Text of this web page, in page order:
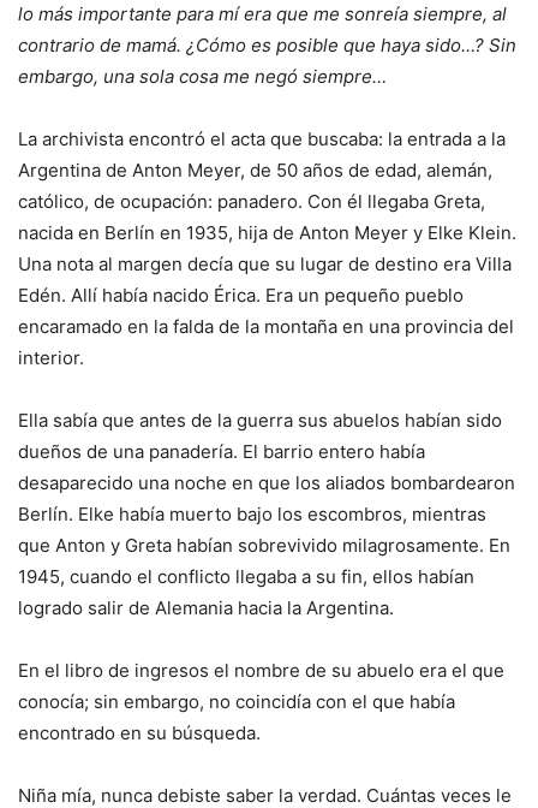
lo más importante para mí era que me sonreía siempre, al
contrario de mamá. ¿Cómo es posible que haya sido…? Sin
embargo, una sola cosa me negó siempre…
La archivista encontró el acta que buscaba: la entrada a la
Argentina de Anton Meyer, de 50 años de edad, alemán,
católico, de ocupación: panadero. Con él llegaba Greta,
nacida en Berlín en 1935, hija de Anton Meyer y Elke Klein.
Una nota al margen decía que su lugar de destino era Villa
Edén. Allí había nacido Érica. Era un pequeño pueblo
encaramado en la falda de la montaña en una provincia del
interior.
Ella sabía que antes de la guerra sus abuelos habían sido
dueños de una panadería. El barrio entero había
desaparecido una noche en que los aliados bombardearon
Berlín. Elke había muerto bajo los escombros, mientras
que Anton y Greta habían sobrevivido milagrosamente. En
1945, cuando el conflicto llegaba a su fin, ellos habían
logrado salir de Alemania hacia la Argentina.
En el libro de ingresos el nombre de su abuelo era el que
conocía; sin embargo, no coincidía con el que había
encontrado en su búsqueda.
Niña mía, nunca debiste saber la verdad. Cuántas veces le